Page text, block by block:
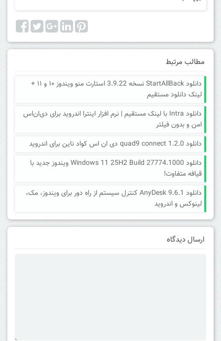
مطالب مرتبط
دانلود StartAllBack نسخه 3.9.22 استارت منو ویندوز ۱۰ و ۱۱ +
لینک دانلود مستقیم
دانلود Intra با لینک مستقیم | نرم افزار اینترا اندروید برای دی‌ان‌اس
امن و بدون فیلتر
دانلود quad9 connect 1.2.0 دی ان اس کواد ناین برای اندروید
دانلود Windows 11 25H2 Build 27774.1000 ویندوز جدید با
قیافه متفاوت!
دانلود AnyDesk 9.6.1 کنترل سیستم از راه دور برای ویندوز، مک،
لینوکس و اندروید
ارسال دیدگاه